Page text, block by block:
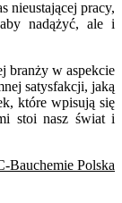
nieustającej pracy,
nadążyć, ale i
branży w aspekcie
satysfakcji, jaką
które wpisują się
stoi nasz świat i
Bauchemie Polska